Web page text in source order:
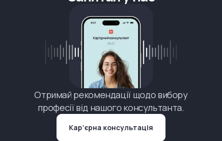
Отримай рекомендації щодо вибору
професії від нашого консультанта.
Кар’єрна консультація